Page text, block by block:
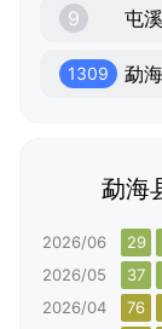
9 屯
1309 勐
勐海
2026/06 29
2026/05
37
2026/04
76